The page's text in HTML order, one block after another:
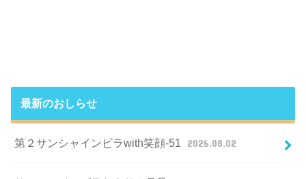
最新のおしらせ
第２サンシャインビラwith笑顔-51 2026.08.02